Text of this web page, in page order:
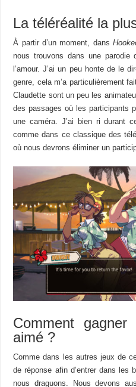
La téléréalité la
À partir d’un moment, dans
nous trouvons dans une
l’amour. J’ai un peu honte de le
genre, cela m’a particulièrement
Claudette sont un peu les
des passages où les participants
une caméra. J’ai bien ri durant
comme dans ce classique des
où nous devrons éliminer un
Comment
aimé ?
Comme dans les autres jeux de
de réponse afin d’entrer dans les
nous draguons. Nous devons